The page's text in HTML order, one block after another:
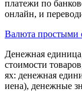
платежи по
онлайн, и
Валюта простыми
Денежная
стоимости
ях: денежная
иена), денежные